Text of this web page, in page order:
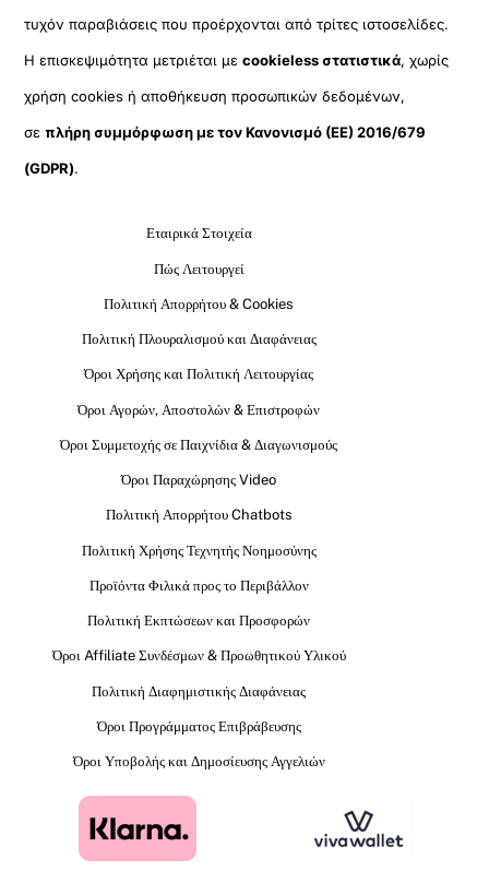
τυχόν παραβιάσεις που προέρχονται από τρίτες ιστοσελίδες.
Η επισκεψιμότητα μετριέται μεcookieless στατιστικά, χωρίς
χρήση cookies ή αποθήκευση προσωπικών δεδομένων,
σεπλήρη συμμόρφωση με τον Κανονισμό (ΕΕ) 2016/679
(GDPR).
Εταιρικά Στοιχεία
Πώς Λειτουργεί
Πολιτική Απορρήτου & Cookies
Πολιτική Πλουραλισμού και Διαφάνειας
Όροι Χρήσης και Πολιτική Λειτουργίας
Όροι Αγορών, Αποστολών & Επιστροφών
Όροι Συμμετοχής σε Παιχνίδια & Διαγωνισμούς
Όροι Παραχώρησης Video
Πολιτική Απορρήτου Chatbots
Πολιτική Χρήσης Τεχνητής Νοημοσύνης
Προϊόντα Φιλικά προς το Περιβάλλον
Πολιτική Εκπτώσεων και Προσφορών
Όροι Affiliate Συνδέσμων & Προωθητικού Υλικού
Πολιτική Διαφημιστικής Διαφάνειας
Όροι Προγράμματος Επιβράβευσης
Όροι Υποβολής και Δημοσίευσης Αγγελιών